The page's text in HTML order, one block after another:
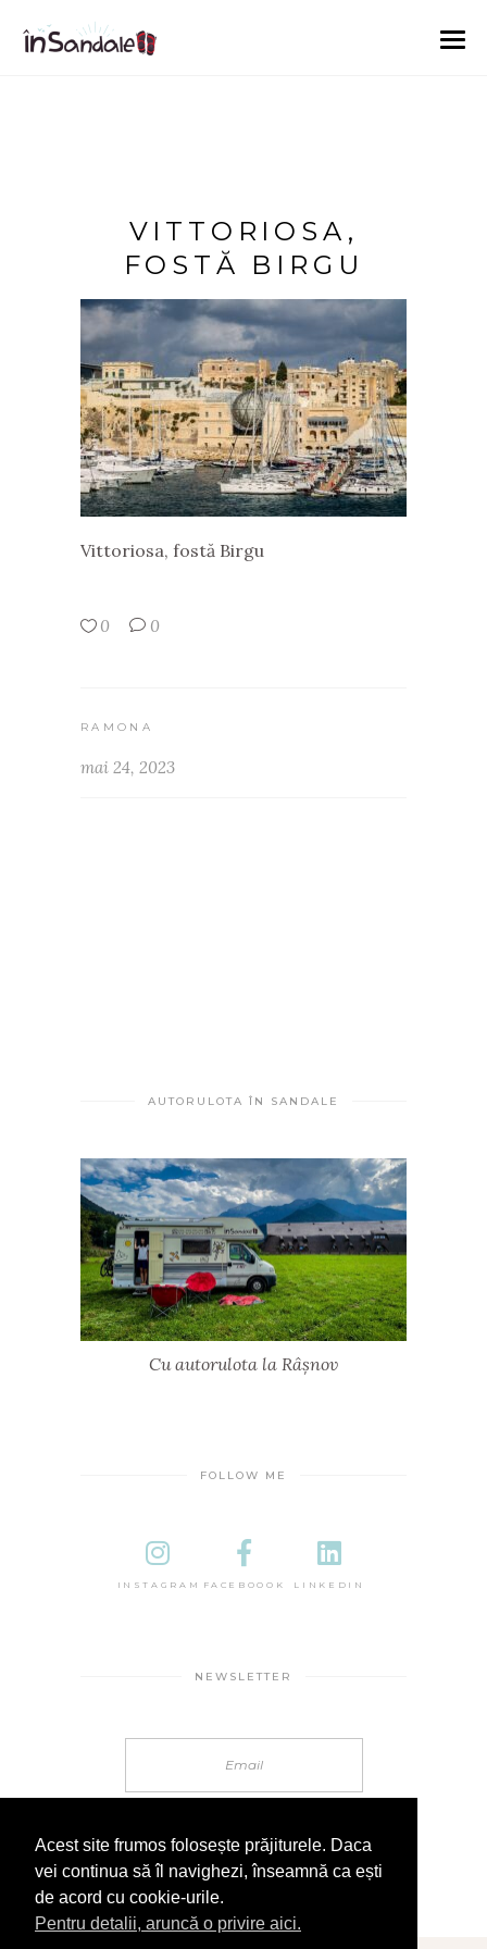
VITTORIOSA,
FOSTĂ BIRGU
Vittoriosa, fostă Birgu
0 0
RAMONA
mai 24, 2023
AUTORULOTA ÎN SANDALE
Cu autorulota la Râșnov
FOLLOW ME
INSTAGRAM FACEBOOOK LINKEDIN
NEWSLETTER
Acest site frumos folosește prăjiturele. Daca
vei continua să îl navighezi, înseamnă ca ești
de acord cu cookie-urile.
Pentru detalii, aruncă o privire aici.